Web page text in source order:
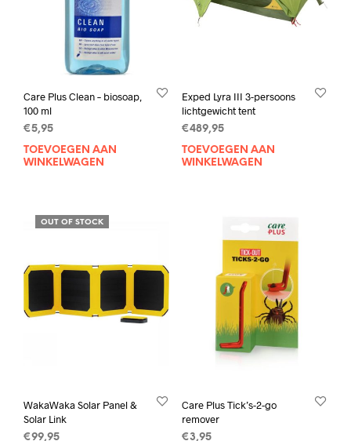
Care Plus Clean – biosoap,
100 ml
€5,95
TOEVOEGEN AAN
WINKELWAGEN
Exped Lyra III 3-persoons
lichtgewicht tent
€489,95
TOEVOEGEN AAN
WINKELWAGEN
OUT OF STOCK
WakaWaka Solar Panel &
Solar Link
€99,95
Care Plus Tick’s-2-go
remover
€3,95